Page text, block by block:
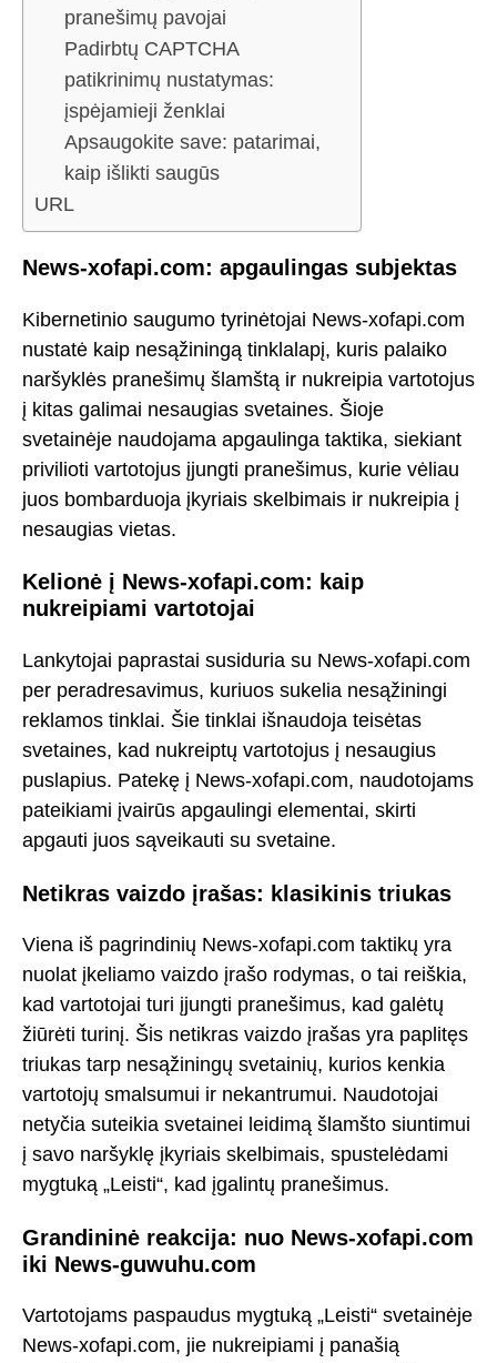
pranešimų pavojai
Padirbtų CAPTCHA
patikrinimų nustatymas:
įspėjamieji ženklai
Apsaugokite save: patarimai,
kaip išlikti saugūs
URL
News-xofapi.com: apgaulingas subjektas
Kibernetinio saugumo tyrinėtojai News-xofapi.com
nustatė kaip nesąžiningą tinklalapį, kuris palaiko
naršyklės pranešimų šlamštą ir nukreipia vartotojus
į kitas galimai nesaugias svetaines. Šioje
svetainėje naudojama apgaulinga taktika, siekiant
privilioti vartotojus įjungti pranešimus, kurie vėliau
juos bombarduoja įkyriais skelbimais ir nukreipia į
nesaugias vietas.
Kelionė į News-xofapi.com: kaip
nukreipiami vartotojai
Lankytojai paprastai susiduria su News-xofapi.com
per peradresavimus, kuriuos sukelia nesąžiningi
reklamos tinklai. Šie tinklai išnaudoja teisėtas
svetaines, kad nukreiptų vartotojus į nesaugius
puslapius. Patekę į News-xofapi.com, naudotojams
pateikiami įvairūs apgaulingi elementai, skirti
apgauti juos sąveikauti su svetaine.
Netikras vaizdo įrašas: klasikinis triukas
Viena iš pagrindinių News-xofapi.com taktikų yra
nuolat įkeliamo vaizdo įrašo rodymas, o tai reiškia,
kad vartotojai turi įjungti pranešimus, kad galėtų
žiūrėti turinį. Šis netikras vaizdo įrašas yra paplitęs
triukas tarp nesąžiningų svetainių, kurios kenkia
vartotojų smalsumui ir nekantrumui. Naudotojai
netyčia suteikia svetainei leidimą šlamšto siuntimui
į savo naršyklę įkyriais skelbimais, spustelėdami
mygtuką „Leisti“, kad įgalintų pranešimus.
Grandininė reakcija: nuo News-xofapi.com
iki News-guwuhu.com
Vartotojams paspaudus mygtuką „Leisti“ svetainėje
News-xofapi.com, jie nukreipiami į panašią